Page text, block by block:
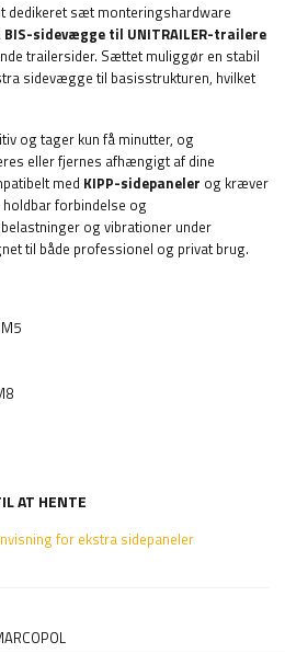
dedikeret sæt monteringshardware
sidevægge til UNITRAILER-trailere
trailersider. Sættet muliggør en stabil
sidevægge til basisstrukturen, hvilket
og tager kun få minutter, og
eller fjernes afhængigt af dine
med KIPP-sidepaneler og kræver
forbindelse og
og vibrationer under
til både professionel og privat brug.
AT HENTE
for ekstra sidepaneler